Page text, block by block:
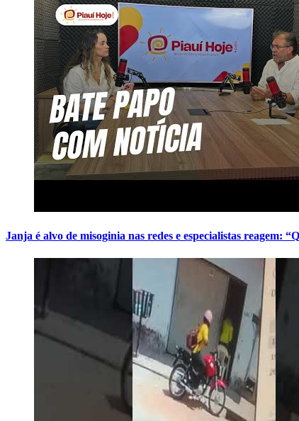
Janja é alvo de misoginia nas redes e especialistas reagem: